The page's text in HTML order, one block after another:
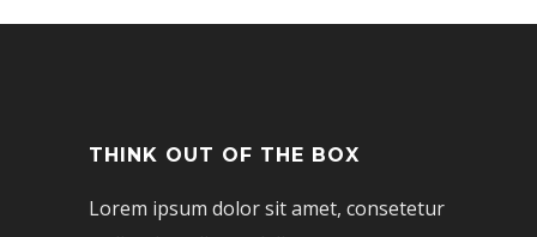
THINK OUT OF THE BOX
Lorem ipsum dolor sit amet, consetetur